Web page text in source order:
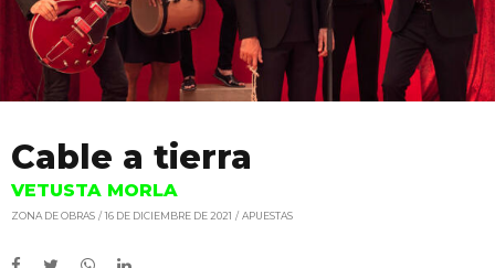
Cable a tierra
VETUSTA MORLA
ZONA DE OBRAS 16 DE DICIEMBRE DE 2021 APUESTAS